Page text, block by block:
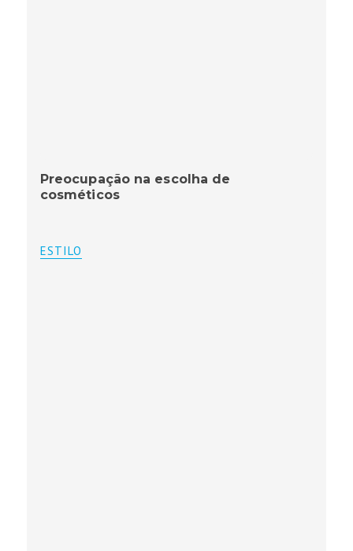
Preocupação na escolha de
cosméticos
ESTILO